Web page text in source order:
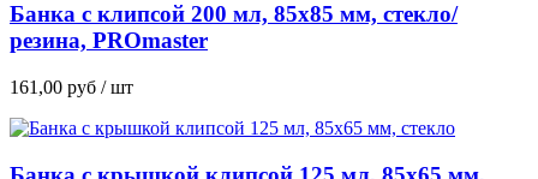
Банка с клипсой 200 мл, 85х85 мм, стекло/
резина, PROmaster
161,00 руб / шт